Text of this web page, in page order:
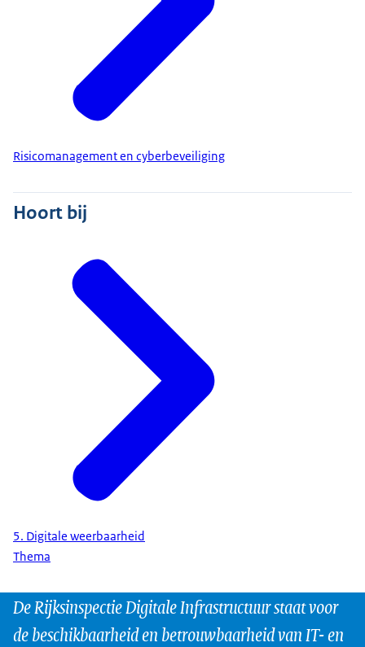
Risicomanagement en cyberbeveiliging
Hoort bij
5. Digitale weerbaarheid
Thema
De Rijksinspectie Digitale Infrastructuur staat voor
de beschikbaarheid en betrouwbaarheid van IT- en